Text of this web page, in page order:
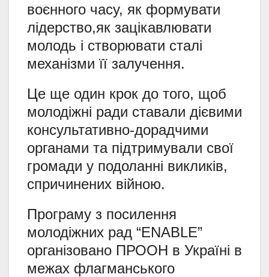
воєнного часу, як формувати
лідерство,як зацікавлювати
молодь і створювати сталі
механізми її залучення.
Це ще один крок до того, щоб
молодіжні ради ставали дієвими
консультативно-дорадчими
органами та підтримували свої
громади у подоланні викликів,
спричинених війною.
Програму з посилення
молодіжних рад “ENABLE”
організовано ПРООН в Україні в
межах флагманського